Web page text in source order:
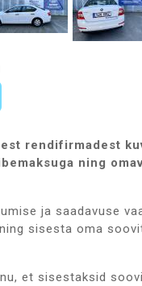
rendifirmadest
ning
ja saadavuse
sisesta oma
et sisestaksid